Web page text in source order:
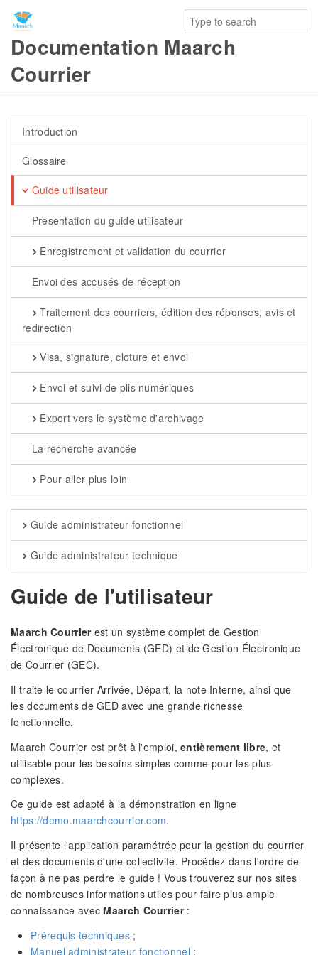
Documentation Maarch
Courrier
Introduction
Glossaire
Guide utilisateur
Présentation du guide utilisateur
Enregistrement et validation du courrier
Envoi des accusés de réception
Traitement des courriers, édition des réponses, avis et
redirection
Visa, signature, cloture et envoi
Envoi et suivi de plis numériques
Export vers le système d'archivage
La recherche avancée
Pour aller plus loin
Guide administrateur fonctionnel
Guide administrateur technique
Guide de l'utilisateur
Maarch Courrierest un système complet de Gestion
Électronique de Documents (GED) et de Gestion Électronique
de Courrier (GEC).
Il traite le courrier Arrivée, Départ, la note Interne, ainsi que
les documents de GED avec une grande richesse
fonctionnelle.
Maarch Courrier est prêt à l'emploi,entièrement libre, et
utilisable pour les besoins simples comme pour les plus
complexes.
Ce guide est adapté à la démonstration en ligne
https://demo.maarchcourrier.com.
Il présente l'application paramétrée pour la gestion du courrier
et des documents d'une collectivité. Procédez dans l'ordre de
façon à ne pas perdre le guide ! Vous trouverez sur nos sites
de nombreuses informations utiles pour faire plus ample
connaissance avec Maarch Courrier:
Prérequis techniques ;
Manuel administrateur fonctionnel ;